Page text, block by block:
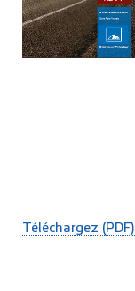
Téléchargez (PDF)